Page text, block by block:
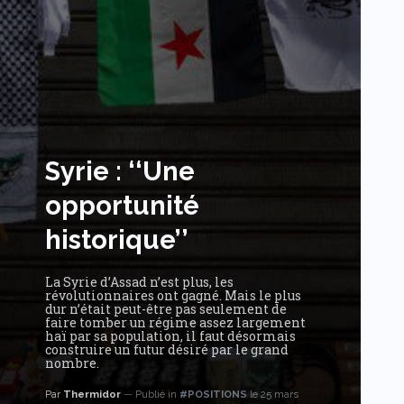
Syrie : ‘‘Une
opportunité
historique’’
La Syrie d’Assad n’est plus, les
révolutionnaires ont gagné. Mais le plus
dur n’était peut-être pas seulement de
faire tomber un régime assez largement
haï par sa population, il faut désormais
construire un futur désiré par le grand
nombre.
Par Thermidor Publié in #POSITIONS le 25 mars